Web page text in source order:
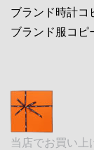
ブランド時計コ
ブランド服コピ
当店でお買い上